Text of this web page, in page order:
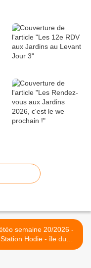
semaine 20/2026 -
Station Hodie - île du
Levant >